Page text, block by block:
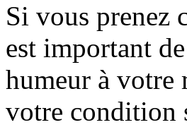
Si vous prenez
est important
humeur à votre
votre condition